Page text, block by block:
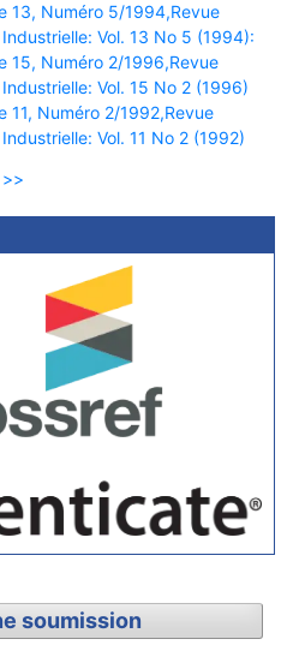
13, Numéro 5/1994,Revue
Vol. 13 No 5 (1994):
15, Numéro 2/1996,Revue
Vol. 15 No 2 (1996)
11, Numéro 2/1992,Revue
Vol. 11 No 2 (1992)
>>
soumission